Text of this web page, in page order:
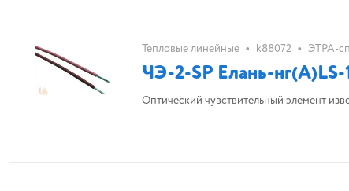
Тепловые линейные • k88072 • ЭТРА-
ЧЭ-2-SP Елань-
Оптический чувствительный элемент